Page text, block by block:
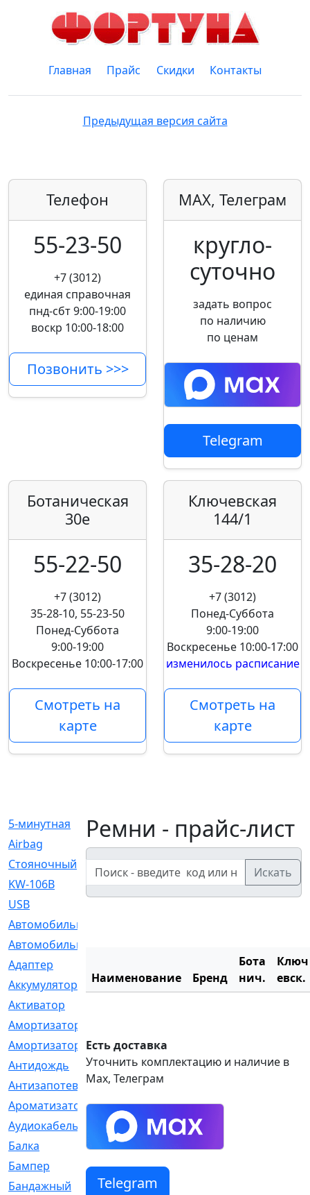
Главная Прайс Скидки Контакты
Предыдущая версия сайта
Телефон
55-23-50
+7 (3012)
единая справочная
пнд-сбт 9:00-19:00
воскр 10:00-18:00
Позвонить >>>
MAX, Телеграм
кругло­
суточно
задать вопрос
по наличию
по ценам
Telegram
Ботаническая
30е
55-22-50
+7 (3012)
35-28-10, 55-23-50
Понед-Суббота
9:00-19:00
Воскресенье 10:00-17:00
Смотреть на
карте
Ключевская
144/1
35-28-20
+7 (3012)
Понед-Суббота
9:00-19:00
Воскресенье 10:00-17:00
изменилось расписание
Смотреть на
карте
5-минутная
[1]
Airbag
[18]
Cтояночный
[1]
KW-106B
[0]
USB
Автомобильное
Автомобильный
Адаптер
Аккумулятор
[2]
Активатор
Амортизатор
Амортизаторы
[21]
Антидождь
[1]
Антизапотеватель
[1]
Ароматизатор
[35]
Аудиокабель
[2]
Балка
[58]
Бампер
[137]
Бандажный
[6]
Ремни - прайс-лист
Искать
Наименование Бренд
Бота
нич.
Ключ
евск.
Есть доставка
Уточнить комплектацию и наличие в
Max, Телеграм
Telegram